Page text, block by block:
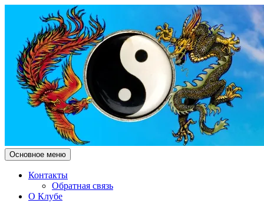
Чжун Юань Цигун Клуб
"Здесь и Сейчас"
Поиск
Основное меню Перейти
к
Контакты
Обратная связь
О Клубе